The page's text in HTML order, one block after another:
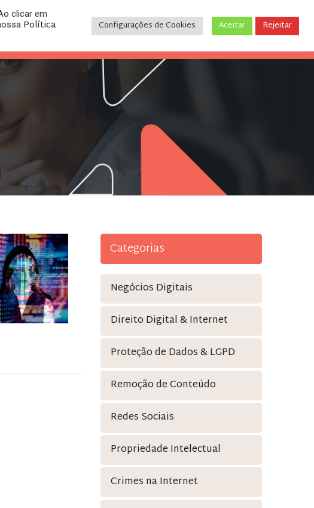
CONTATO (31) 3243-9035
Categorias
Negócios Digitais
Direito Digital & Internet
Proteção de Dados & LGPD
Remoção de Conteúdo
Redes Sociais
Propriedade Intelectual
Crimes na Internet
clicar em
Política Configurações de Cookies Aceitar Rejeitar